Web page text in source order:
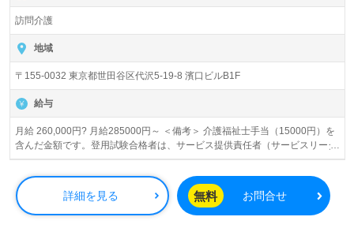
訪問介護
地域
〒155-0032 東京都世田谷区代沢5-19-8 濱口ビルB1F
給与
月給 260,000円? 月給285000円～ ＜備考＞ 介護福祉士手当（15000円）を
含んだ金額です。登用試験合格者は、サービス提供責任者（サービスリーダ
ー）としての入社となります。 月給260000円～ ＜備考＞ 介護福祉士手当
（15000円）を含んだ金額です。登用試験の点数が合格に満たない場合は、
常勤ヘルパー（サ責補佐）としてのご案内となります。
詳細を見る 無料 お問合せ